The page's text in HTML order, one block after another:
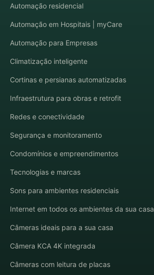
Automação residencial
Automação em Hospitais | myCare
Automação para Empresas
Climatização inteligente
Cortinas e persianas automatizadas
Infraestrutura para obras e retrofit
Redes e conectividade
Segurança e monitoramento
Condomínios e empreendimentos
Tecnologias e marcas
Sons para ambientes residenciais
Internet em todos os ambientes da sua casa
Câmeras ideais para a sua casa
Câmera KCA 4K integrada
Câmeras com leitura de placas